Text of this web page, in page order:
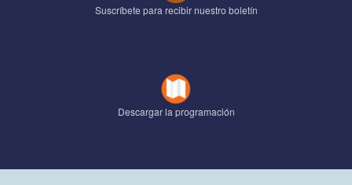
Suscríbete para recibir nuestro boletín
Descargar la programación